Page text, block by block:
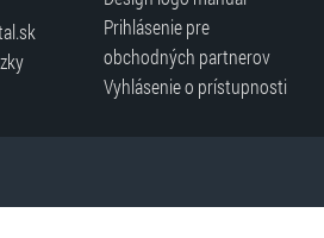
Prihlásenie pre
obchodných partnerov
Vyhlásenie o prístupnosti